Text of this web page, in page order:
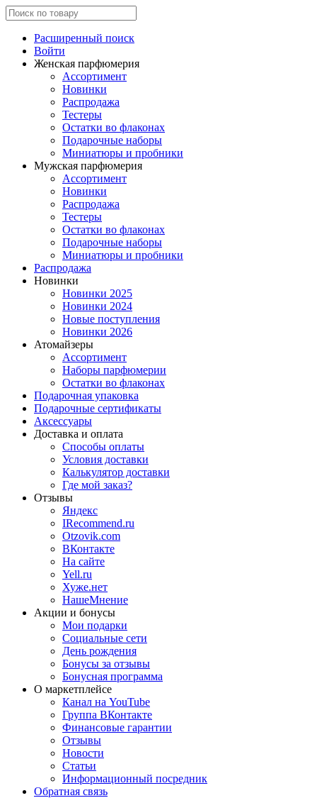
Расширенный поиск
Войти
Женская парфюмерия
Ассортимент
Новинки
Распродажа
Тестеры
Остатки во флаконах
Подарочные наборы
Миниатюры и пробники
Мужская парфюмерия
Ассортимент
Новинки
Распродажа
Тестеры
Остатки во флаконах
Подарочные наборы
Миниатюры и пробники
Распродажа
Новинки
Новинки 2025
Новинки 2024
Новые поступления
Новинки 2026
Атомайзеры
Ассортимент
Наборы парфюмерии
Остатки во флаконах
Подарочная упаковка
Подарочные сертификаты
Аксессуары
Доставка и оплата
Способы оплаты
Условия доставки
Калькулятор доставки
Где мой заказ?
Отзывы
Яндекс
IRecommend.ru
Otzovik.com
ВКонтакте
На сайте
Yell.ru
Хуже.нет
НашеМнение
Акции и бонусы
Мои подарки
Социальные сети
День рождения
Бонусы за отзывы
Бонусная программа
О маркетплейсе
Канал на YouTube
Группа ВКонтакте
Финансовые гарантии
Отзывы
Новости
Статьи
Информационный посредник
Обратная связь